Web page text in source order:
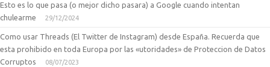
Esto es lo que pasa (o mejor dicho pasara) a Google cuando intentan
chulearme
29/12/2024
Como usar Threads (El Twitter de Instagram) desde España. Recuerda que
esta prohibido en toda Europa por las «utoridades» de Proteccion de Datos
Corruptos
08/07/2023